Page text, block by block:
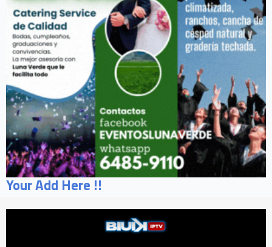
Your Add Here !!